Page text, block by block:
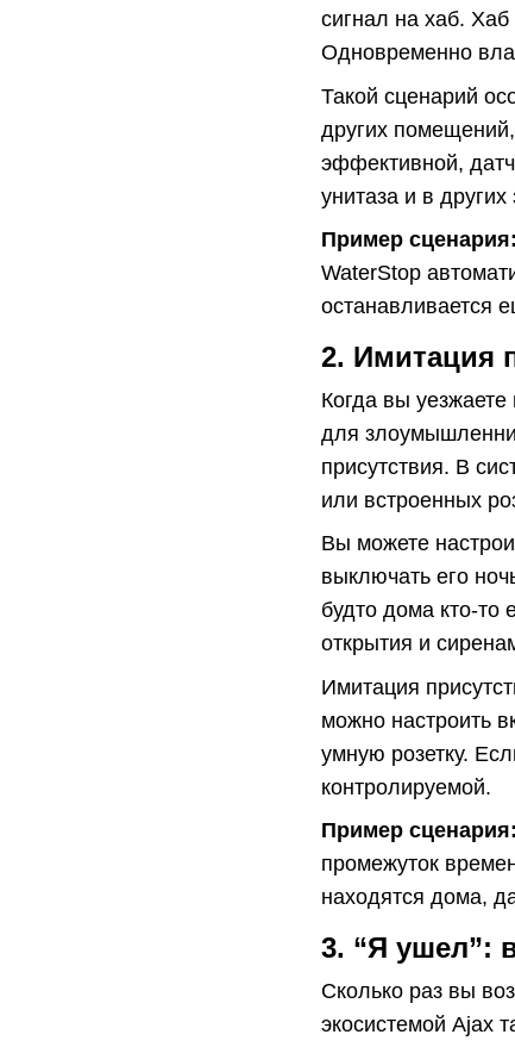
сигнал на хаб.
Одновременно
Такой сценарий
других
эффективной,
унитаза и в других
Пример сценария:
WaterStop
останавливается
2. Имитация
Когда вы
для
присутствия. В
или встроенных
Вы можете
выключать его
будто дома кто-то
открытия и
Имитация
можно настроить
умную розетку.
контролируемой.
Пример сценария:
промежуток
находятся дома,
3. “Я ушел”:
Сколько раз вы
экосистемой Ajax